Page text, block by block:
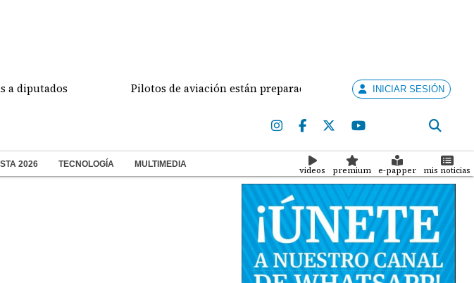
Pilotos de aviación están preparados para ejercer la docenciaINICIAR SESIÓN
2026 TECNOLOGÍA MULTIMEDIA
videos premium e-papper mis noticias